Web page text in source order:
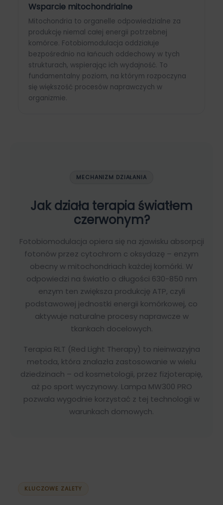
Wsparcie mitochondrialne
Mitochondria to organelle odpowiedzialne za
produkcję niemal całej energii potrzebnej
komórce. Fotobiomodulacja oddziałuje
bezpośrednio na łańcuch oddechowy w tych
strukturach, wspierając ich wydajność. To
fundamentalny poziom, na którym rozpoczyna
się większość procesów naprawczych w
organizmie.
MECHANIZM DZIAŁANIA
Jak działa terapia światłem
czerwonym?
Fotobiomodulacja opiera się na zjawisku absorpcji
fotonów przez cytochrom c oksydazę – enzym
obecny w mitochondriach każdej komórki. W
odpowiedzi na światło o długości 630-850 nm
enzym ten zwiększa produkcję ATP, czyli
podstawowej jednostki energii komórkowej, co
aktywuje naturalne procesy naprawcze w
tkankach docelowych.
Terapia RLT (Red Light Therapy) to nieinwazyjna
metoda, która znalazła zastosowanie w wielu
dziedzinach – od kosmetologii, przez fizjoterapię,
aż po sport wyczynowy. Lampa MW300 PRO
pozwala wygodnie korzystać z tej technologii w
warunkach domowych.
KLUCZOWE ZALETY